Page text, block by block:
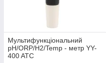
Мультифункціональний
рН/ORP/H2/Temp - метр YY-
400 ATC